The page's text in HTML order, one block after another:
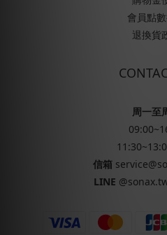
會員點
退換貨
周一至
信箱
LINE